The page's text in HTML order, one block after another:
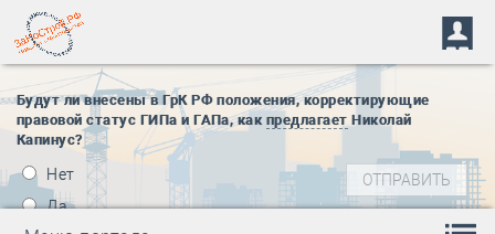
Будут ли внесены в ГрК РФ положения, корректирующие
правовой статус ГИПа и ГАПа, как предлагает Николай
Капинус?
Нет
Да